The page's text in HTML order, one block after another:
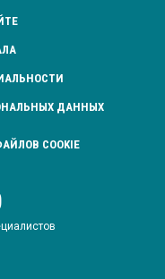
ДАННЫХ
COOKIE